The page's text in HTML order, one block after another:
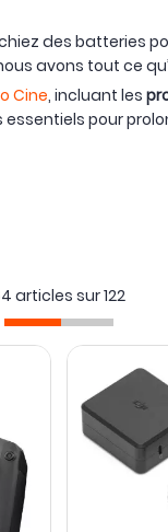
des batteries
avons tout ce
Cine, incluant les
pour
articles sur122